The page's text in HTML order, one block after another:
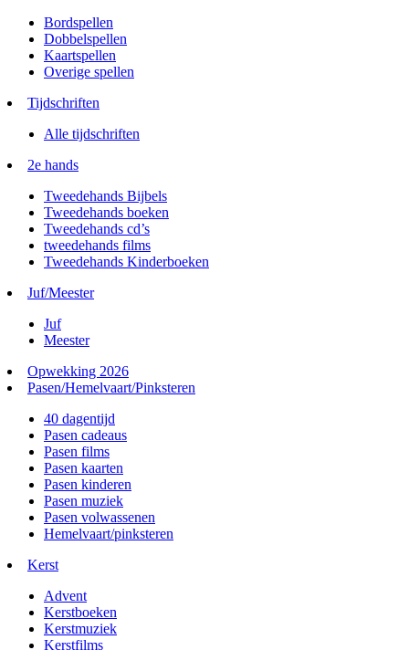
Bordspellen
Dobbelspellen
Kaartspellen
Overige spellen
Tijdschriften
Alle tijdschriften
2e hands
Tweedehands Bijbels
Tweedehands boeken
Tweedehands cd’s
tweedehands films
Tweedehands Kinderboeken
Juf/Meester
Juf
Meester
Opwekking 2026
Pasen/Hemelvaart/Pinksteren
40 dagentijd
Pasen cadeaus
Pasen films
Pasen kaarten
Pasen kinderen
Pasen muziek
Pasen volwassenen
Hemelvaart/pinksteren
Kerst
Advent
Kerstboeken
Kerstmuziek
Kerstfilms